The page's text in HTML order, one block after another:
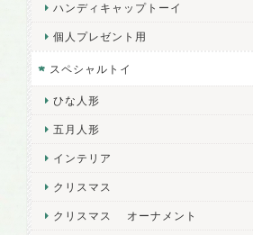
ハンディキャップトーイ
個人プレゼント用
スペシャルトイ
ひな人形
五月人形
インテリア
クリスマス
クリスマス オーナメント